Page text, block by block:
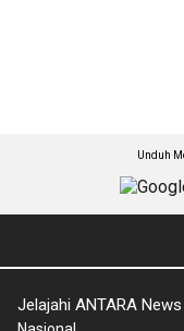
Unduh
Jelajahi ANTARA